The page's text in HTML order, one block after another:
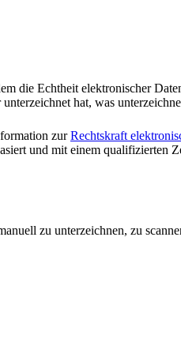
die Echtheit elektronischer
hat, was
zurRechtskraft
und mit einem qualifizierten
zu unterzeichnen, zu